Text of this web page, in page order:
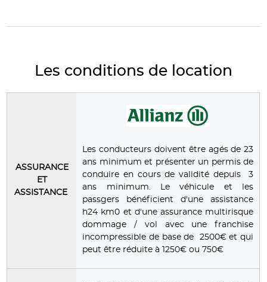
Les conditions de location
ASSURANCE
ET
ASSISTANCE
Les conducteurs doivent être agés de 23
ans minimum et présenter un permis de
conduire en cours de validité depuis 3
ans minimum. Le véhicule et les
passgers bénéficient d'une assistance
h24 km0 et d'une assurance multirisque
dommage / vol avec une franchise
incompressible de base de 2500€ et qui
peut être réduite à 1250€ ou 750€